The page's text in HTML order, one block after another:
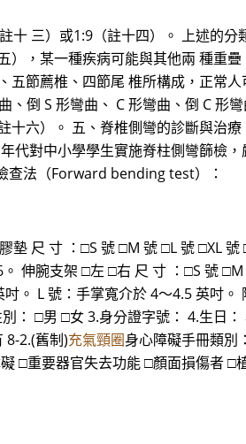
三）或1:9（註十四）。 上述的分
，某一種疾病可能與其他兩 種重
節薦椎、四節尾 椎所構成，正常
倒 S 形彎曲、 C 形彎曲、倒 C 形
六）。 五、脊椎側彎的診斷與治
代對中小學學生實施脊柱側彎篩檢
查法（Forward bending test）：
尺 寸 ：□S 號 □M 號 □L 號 □XL
伸腕支架 □左 □右 尺 寸 ：□S 號
。 L 號：手掌寬介於 4～4.5 英吋
： □男 □女 3.身分證字號： 4.生日
8-2.(舊制)充氣頸圈身心障礙手冊類別
□重要器官失去功能 □顏面損傷者